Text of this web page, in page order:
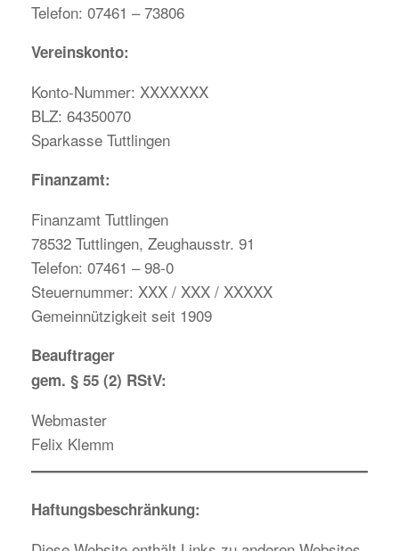
Telefon: 07461 – 73806
Vereinskonto:
Konto-Nummer: XXXXXXX
BLZ: 64350070
Sparkasse Tuttlingen
Finanzamt:
Finanzamt Tuttlingen
78532 Tuttlingen, Zeughausstr. 91
Telefon: 07461 – 98-0
Steuernummer: XXX / XXX / XXXXX
Gemeinnützigkeit seit 1909
Beauftrager
gem. § 55 (2) RStV:
Webmaster
Felix Klemm
Haftungsbeschränkung: